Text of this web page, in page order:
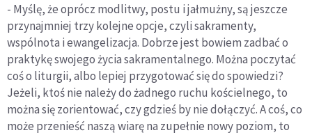
- Myślę, że oprócz modlitwy, postu i jałmużny, są jeszcze
przynajmniej trzy kolejne opcje, czyli sakramenty,
wspólnota i ewangelizacja. Dobrze jest bowiem zadbać o
praktykę swojego życia sakramentalnego. Można poczytać
coś o liturgii, albo lepiej przygotować się do spowiedzi?
Jeżeli, ktoś nie należy do żadnego ruchu kościelnego, to
można się zorientować, czy gdzieś by nie dołączyć. A coś, co
może przenieść naszą wiarę na zupełnie nowy poziom, to